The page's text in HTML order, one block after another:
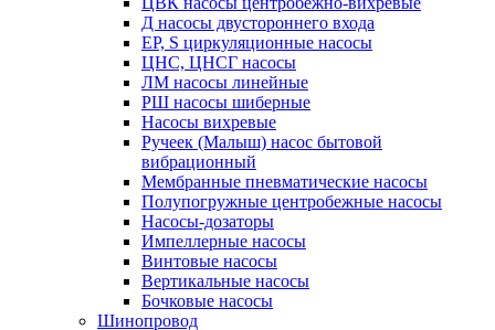
Д насосы двустороннего входа
EP, S циркуляционные насосы
ЦНС, ЦНСГ насосы
ЛМ насосы линейные
РШ насосы шиберные
Насосы вихревые
Ручеек (Малыш) насос бытовой
вибрационный
Мембранные пневматические насосы
Полупогружные центробежные насосы
Насосы-дозаторы
Импеллерные насосы
Винтовые насосы
Вертикальные насосы
Бочковые насосы
Шинопровод